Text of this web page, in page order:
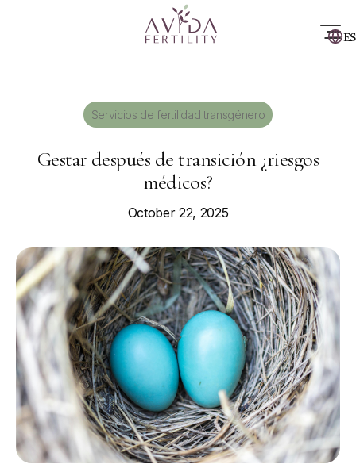
ES
Servicios de fertilidad transgénero
Gestar después de transición ¿riesgos
médicos?
October 22, 2025